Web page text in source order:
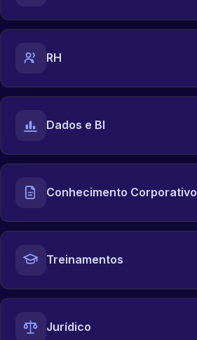
RH
Dados e BI
Conhecimento Corporativo
Treinamentos
Jurídico